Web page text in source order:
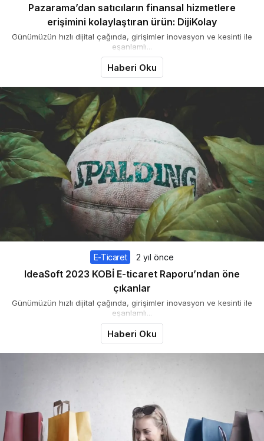
Pazarama’dan satıcıların finansal hizmetlere
erişimini kolaylaştıran ürün: DijiKolay
Günümüzün hızlı dijital çağında, girişimler inovasyon ve kesinti ile
eşanlamlı...
Haberi Oku
E-Ticaret 2 yıl önce
IdeaSoft 2023 KOBİ E-ticaret Raporu’ndan öne
çıkanlar
Günümüzün hızlı dijital çağında, girişimler inovasyon ve kesinti ile
eşanlamlı...
Haberi Oku